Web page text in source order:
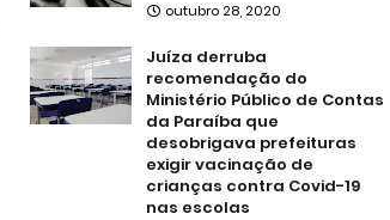
outubro 28, 2020
Juíza derruba
recomendação do
Ministério Público de Contas
da Paraíba que
desobrigava prefeituras
exigir vacinação de
crianças contra Covid-19
nas escolas